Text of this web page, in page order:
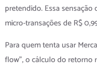
pretendido. Essa
micro‑transações de R$
Para quem tenta usar
flow”, o cálculo do retorno